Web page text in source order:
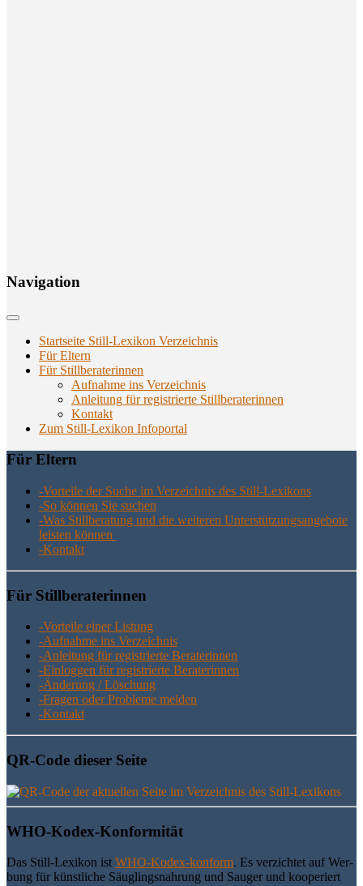
Navi­ga­ti­on
Startseite Still-Lexikon Verzeichnis
Für Eltern
Für Stillberaterinnen
Aufnahme ins Verzeichnis
Anlei­tung für regis­trier­te Stillberaterinnen
Kon­takt
Zum Still-Lexikon Infoportal
Für Eltern
-Vor­tei­le der Suche im Ver­zeich­nis des Still-Lexikons
-So kön­nen Sie suchen
-Was Still­be­ra­tung und die wei­te­ren Unter­stüt­zungs­an­ge­bo­te
leis­ten können
-Kon­takt
Für Still­be­ra­te­rin­nen
-Vor­tei­le einer Listung
-Auf­nah­me ins Verzeichnis
-Anlei­tung für regis­trier­te Beraterinnen
-Ein­log­gen für regis­trier­te Beraterinnen
-Ände­rung / Löschung
-Fra­gen oder Pro­ble­me melden
-Kon­takt
QR-Code die­ser Seite
WHO-Kodex-Kon­for­mi­tät
Das Still-Lexi­kon ist WHO-Kodex-kon­form. Es ver­zich­tet auf Wer­
bung für künst­li­che Säug­lings­nah­rung und Sau­ger und koope­riert